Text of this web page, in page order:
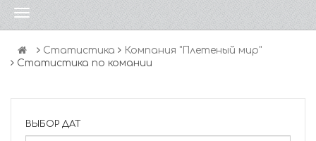
Статистика
Компания "Плетеный мир"
Статистика по комании
ВЫБОР ДАТ